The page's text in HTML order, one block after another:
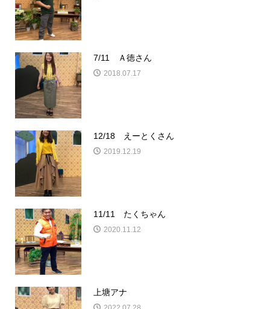
7/11 Ａ徳さん
2018.07.17
12/18 えーとくさん
2019.12.19
11/11 たくちゃん
2020.11.12
上塘アナ